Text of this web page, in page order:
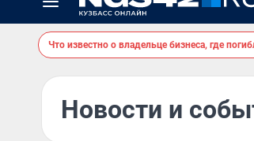
Что известно о владельце бизнеса, где
Новости и